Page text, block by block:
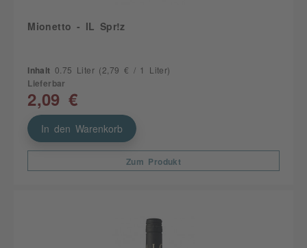
Mionetto - IL Spr!z
Inhalt 0.75 Liter (2,79 € / 1 Liter)
Lieferbar
2,09 €
In den Warenkorb
Zum Produkt